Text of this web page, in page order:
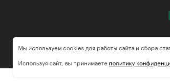
Мы используем cookies для работы сайта и сбора
Используя сайт, вы принимаете политику